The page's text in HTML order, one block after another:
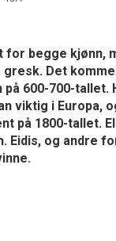
for begge kjønn,
Det
600-700-tallet.
viktig i Europa,
på 1800-tallet.
Eidis, og andre